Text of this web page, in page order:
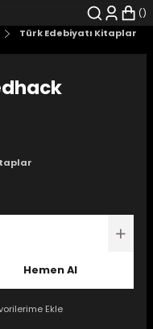
Türk Edebiyatı Kitaplar
Hemen Al